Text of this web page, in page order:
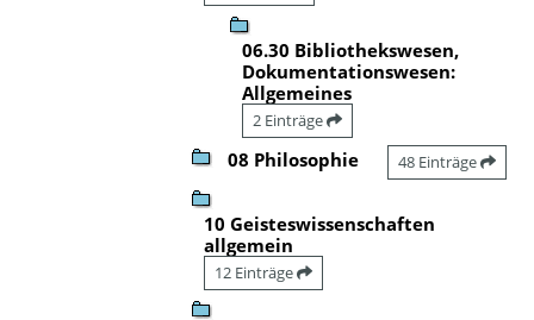
06.30 Bibliothekswesen,
Dokumentationswesen:
Allgemeines
2 Einträge
08 Philosophie 48 Einträge
10 Geisteswissenschaften
allgemein
12 Einträge